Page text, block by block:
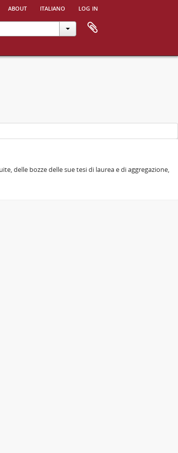
about italiano log in
delle bozze delle sue tesi di laurea e di aggregazione,